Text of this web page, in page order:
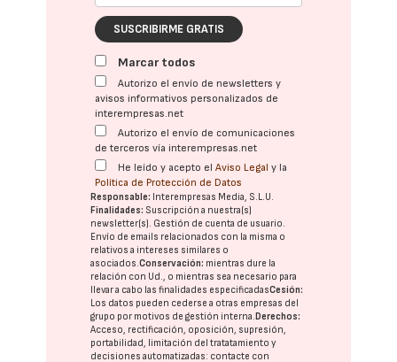
SUSCRIBIRME GRATIS
Marcar todos
Autorizo el envío de newsletters y
avisos informativos personalizados de
interempresas.net
Autorizo el envío de comunicaciones
de terceros vía interempresas.net
He leído y acepto elAviso Legal y la
Política de Protección de Datos
Responsable: Interempresas Media, S.L.U.
Finalidades: Suscripción a nuestra(s)
newsletter(s). Gestión de cuenta de usuario.
Envío de emails relacionados con la misma o
relativos a intereses similares o
asociados.Conservación: mientras dure la
relación con Ud., o mientras sea necesario para
llevar a cabo las finalidades especificadasCesión:
Los datos pueden cederse a otras empresas del
grupo por motivos de gestión interna.Derechos:
Acceso, rectificación, oposición, supresión,
portabilidad, limitación del tratatamiento y
decisiones automatizadas: contacte con